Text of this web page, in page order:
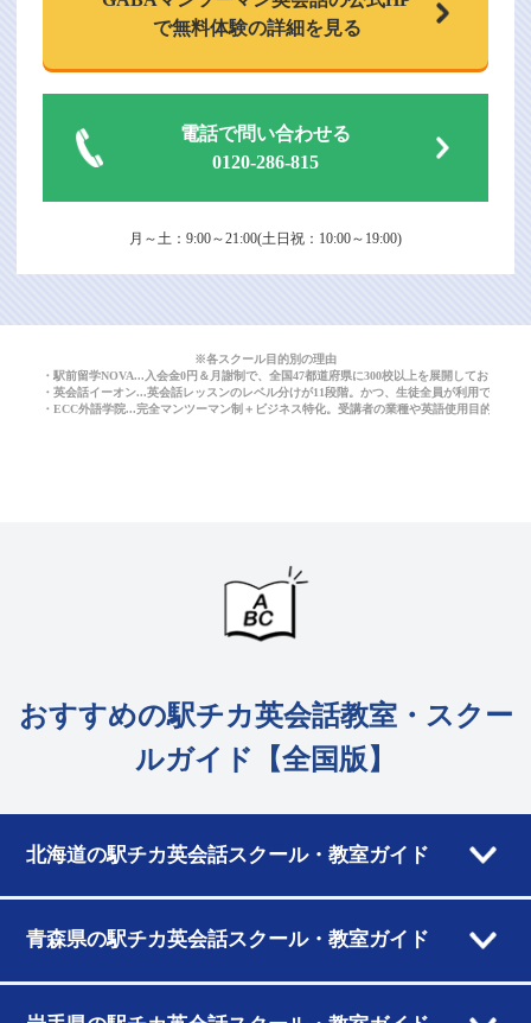
で無料体験の詳細を見る
電話で問い合わせる
0120-286-815
月～土：9:00～21:00(土日祝：10:00～19:00)
※各スクール目的別の理由
・駅前留学NOVA...入会金0円＆月謝制で、全国47都道府県に300校以上を展開しており、
・英会話イーオン...英会話レッスンのレベル分けが11段階。かつ、生徒全員が利用できる
・ECC外語学院...完全マンツーマン制＋ビジネス特化。受講者の業種や英語使用目的に応
おすすめの駅チカ英会話教室・スクー
ルガイド【全国版】
北海道の駅チカ英会話スクール・教室ガイド
青森県の駅チカ英会話スクール・教室ガイド